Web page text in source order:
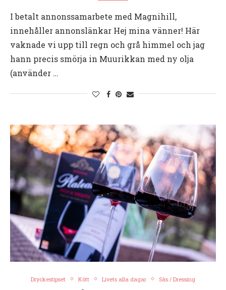
I betalt annonssamarbete med Magnihill,
innehåller annonslänkar Hej mina vänner! Här
vaknade vi upp till regn och grå himmel och jag
hann precis smörja in Muurikkan med ny olja
(använder …
Dryckestipset Kött Livets alla dagar Sås / Dressing